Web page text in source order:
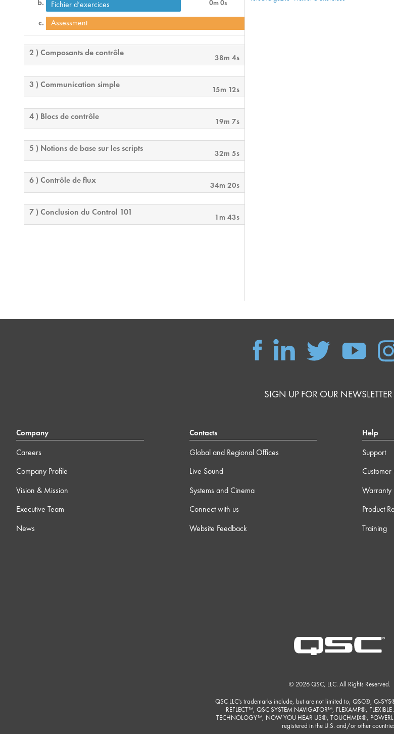
Fichier d’exercices 0m 0s
Assessment
2 ) Composants de contrôle 38m 4s
3 ) Communication simple 15m 12s
4 ) Blocs de contrôle 19m 7s
5 ) Notions de base sur les scripts 32m 5s
6 ) Contrôle de flux 34m 20s
7 ) Conclusion du Control 101 1m 43s
SIGN UP FOR OUR NEWSLETTER
Company
Careers
Company Profile
Vision & Mission
Executive Team
News
Contacts
Global and Regional Offices
Live Sound
Systems and Cinema
Connect with us
Website Feedback
Help
Support
Customer
Warranty
Product
Training
© 2026 QSC, LLC. All Rights Reserved.
QSC LLC's trademarks include, but are not limited to, QSC®, Q-
REFLECT™, QSC SYSTEM NAVIGATOR™, FLEXAMP®,
TECHNOLOGY™, NOW YOU HEAR US®, TOUCHMIX®,
registered in the U.S. and/or other